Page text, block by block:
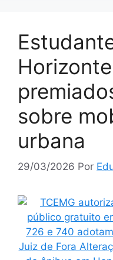
sobre
urbana
29/03/2026 Por